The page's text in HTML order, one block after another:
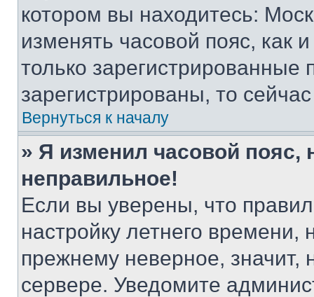
котором вы находитесь:
изменять часовой пояс, как
только
зарегистрированы, то
Вернуться к началу
» Я изменил часовой пояс,
неправильное!
Если вы уверены, что
настройку летнего
прежнему неверное, значит,
сервере. Уведомите